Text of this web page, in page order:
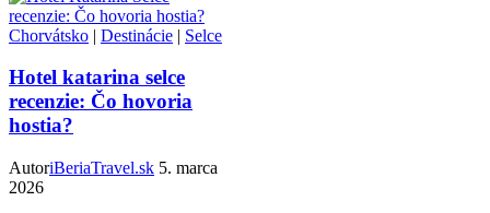
Chorvátsko | Destinácie | Selce
Hotel katarina selce
recenzie: Čo hovoria
hostia?
AutoriBeriaTravel.sk 5. marca
2026